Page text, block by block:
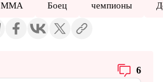
ММА Боец чемпионы
6